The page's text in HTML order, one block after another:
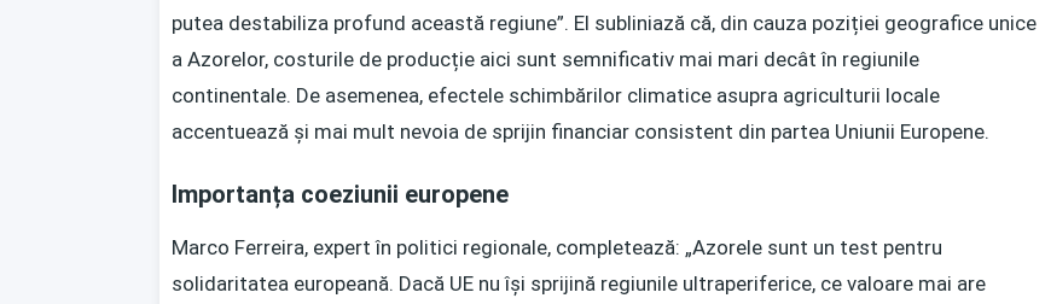
putea destabiliza profund această regiune”. El subliniază că, din cauza poziției geografice unice
a Azorelor, costurile de producție aici sunt semnificativ mai mari decât în regiunile
continentale. De asemenea, efectele schimbărilor climatice asupra agriculturii locale
accentuează și mai mult nevoia de sprijin financiar consistent din partea Uniunii Europene.
Importanța coeziunii europene
Marco Ferreira, expert în politici regionale, completează: „Azorele sunt un test pentru
solidaritatea europeană. Dacă UE nu își sprijină regiunile ultraperiferice, ce valoare mai are